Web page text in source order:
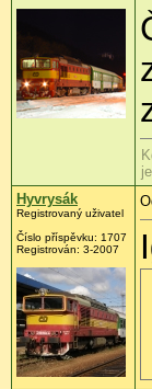
Hyvrysák
Registrovaný uživatel
Číslo příspěvku: 1707
Registrován: 3-2007